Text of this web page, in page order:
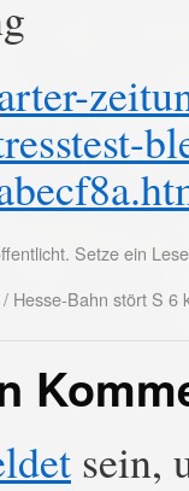
Setze ein
Hesse-Bahn stört S 6
sein,